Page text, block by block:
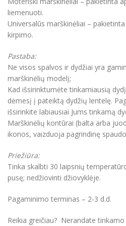
liemenuoti.
Universalūs marškinėliai –
kirpimo.
Pastaba:
Ne visos spalvos ir dydžiai yra
marškinėlių modelį;
Kad išsirinktumėte tinkamiausią
dėmesį į pateiktą dydžių lentelę.
išsirinkite labiausiai Jums tinkamą
Marškinėlių kontūrai (balta arba
ikonos, vaizduoja pagrindinę
Priežiūra:
Tinka skalbti 30 laipsnių
pusę; nedžiovinti džiovyklėje.
Pagaminimo terminas – 2-3 d.d.
Reikia greičiau? Nerandate